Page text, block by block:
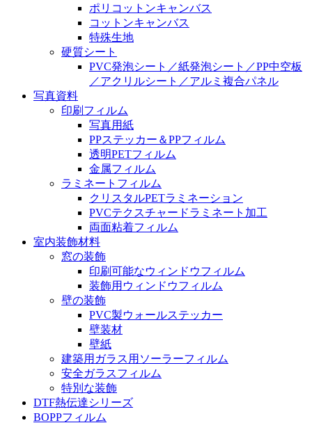
ポリコットンキャンバス
コットンキャンバス
特殊生地
硬質シート
PVC発泡シート／紙発泡シート／PP中空板
／アクリルシート／アルミ複合パネル
写真資料
印刷フィルム
写真用紙
PPステッカー＆PPフィルム
透明PETフィルム
金属フィルム
ラミネートフィルム
クリスタルPETラミネーション
PVCテクスチャードラミネート加工
両面粘着フィルム
室内装飾材料
窓の装飾
印刷可能なウィンドウフィルム
装飾用ウィンドウフィルム
壁の装飾
PVC製ウォールステッカー
壁装材
壁紙
建築用ガラス用ソーラーフィルム
安全ガラスフィルム
特別な装飾
DTF熱伝達シリーズ
BOPPフィルム